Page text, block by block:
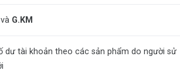
và G.KM
dư tài khoản theo các sản phẩm do người sử